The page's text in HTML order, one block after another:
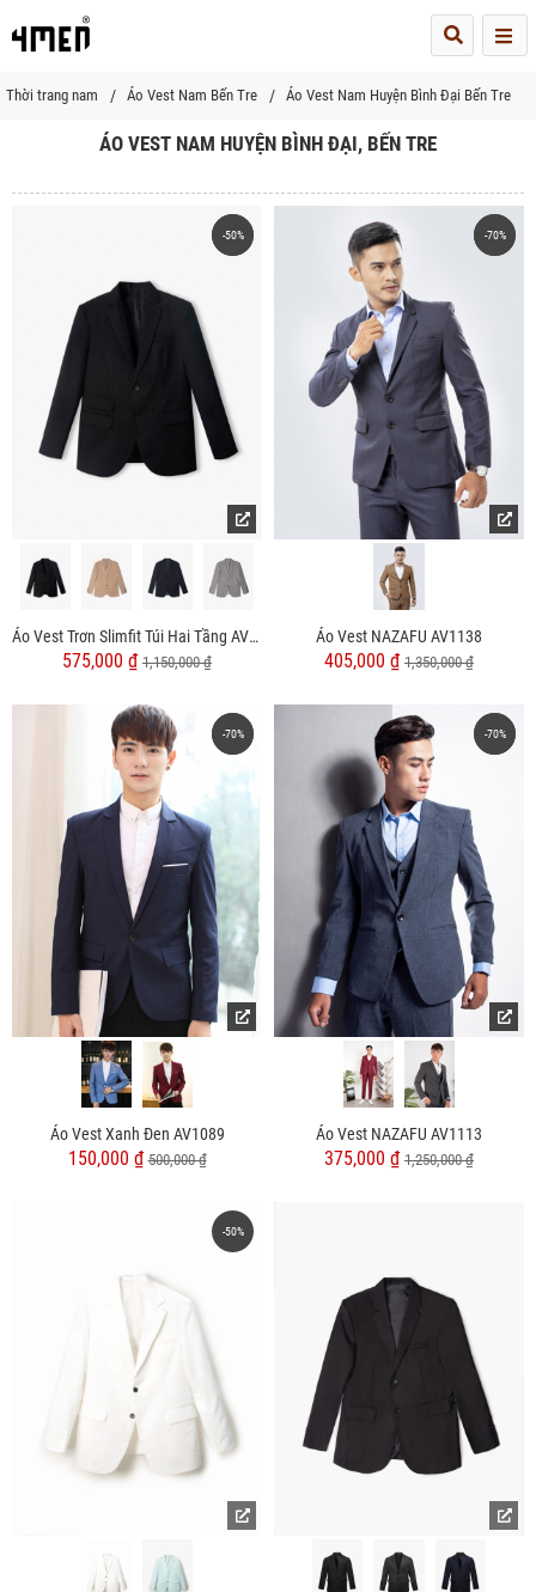
Thời trang nam Áo Vest Nam Bến Tre Áo Vest Nam Huyện Bình Đại Bến Tre
ÁO VEST NAM HUYỆN BÌNH ĐẠI, BẾN TRE
-50%
-50%
Áo Vest Trơn Slimfit Túi Hai Tầng AV039
575,000 ₫ 1,150,000 ₫
-70%
-70%
Áo Vest NAZAFU AV1138
405,000 ₫ 1,350,000 ₫
-70%
-70%
Áo Vest Xanh Đen AV1089
150,000 ₫500,000 ₫
-70%
-70%
Áo Vest NAZAFU AV1113
375,000 ₫ 1,250,000 ₫
-50%